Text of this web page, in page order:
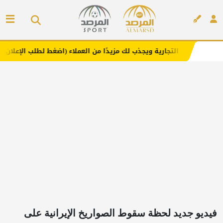
ويجذب لك مزيدًا من العملاء (اضغط لطلب الإعلان)
فيديو جديد لحظة سقوط الصواريخ الإيرانية على